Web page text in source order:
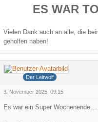
ES WAR
Vielen Dank auch an alle, die
geholfen haben!
Grauer Wolf
Der Leitwolf
3. November 2025, 09:15
Es war ein Super Wochenende.....